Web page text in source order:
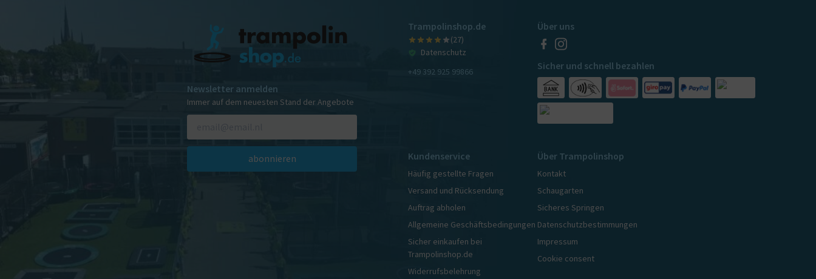
Newsletter anmelden
Immer auf dem neuesten Stand der Angebote
abonnieren
Trampolinshop.de
(27)
Datenschutz
+49 392 925 99866
Über uns
Sicher und schnell bezahlen
Kundenservice
Häufig gestellte Fragen
Versand und Rücksendung
Auftrag abholen
Allgemeine Geschäftsbedingungen
Sicher einkaufen bei
Trampolinshop.de
Widerrufsbelehrung
Über Trampolinshop
Kontakt
Schaugarten
Sicheres Springen
Datenschutzbestimmungen
Impressum
Cookie consent